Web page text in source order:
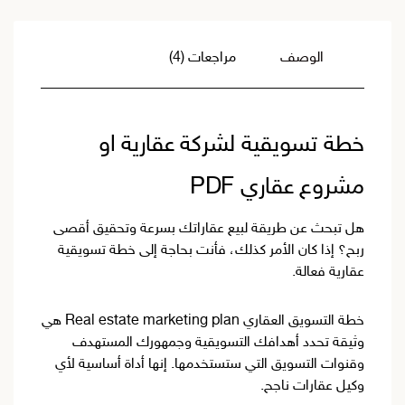
الوصف مراجعات (4)
خطة تسويقية لشركة عقارية او
مشروع عقاري PDF
هل تبحث عن طريقة لبيع عقاراتك بسرعة وتحقيق أقصى
ربح؟ إذا كان الأمر كذلك، فأنت بحاجة إلى خطة تسويقية
عقارية فعالة.
خطة التسويق العقاري Real estate marketing plan هي
وثيقة تحدد أهدافك التسويقية وجمهورك المستهدف
وقنوات التسويق التي ستستخدمها. إنها أداة أساسية لأي
وكيل عقارات ناجح.